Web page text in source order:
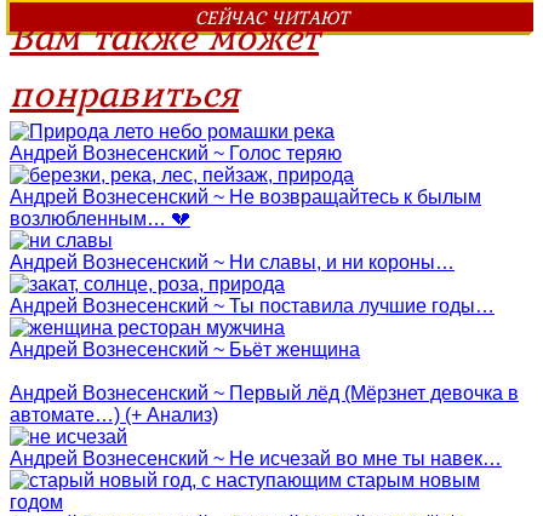
СЕЙЧАС ЧИТАЮТ
Вам также может
понравиться
Андрей Вознесенский ~ Голос теряю
Андрей Вознесенский ~ Не возвращайтесь к былым
возлюбленным… 💔
Андрей Вознесенский ~ Ни славы, и ни короны…
Андрей Вознесенский ~ Ты поставила лучшие годы…
Андрей Вознесенский ~ Бьёт женщина
Андрей Вознесенский ~ Первый лёд (Мёрзнет девочка в
автомате…) (+ Анализ)
Андрей Вознесенский ~ Не исчезай во мне ты навек…